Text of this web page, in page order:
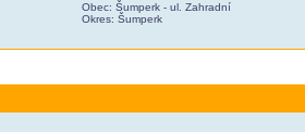
Obec: Šumperk - ul. Zahradní
Okres: Šumperk